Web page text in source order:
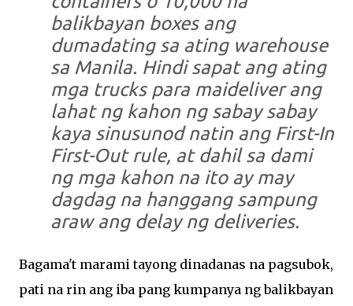
balikbayan boxes ang
dumadating sa ating warehouse
sa Manila. Hindi sapat ang ating
mga trucks para maideliver ang
lahat ng kahon ng sabay sabay
kaya sinusunod natin ang First-In
First-Out rule, at dahil sa dami
ng mga kahon na ito ay may
dagdag na hanggang sampung
araw ang delay ng deliveries.
Bagama't marami tayong dinadanas na pagsubok,
pati na rin ang iba pang kumpanya ng balikbayan